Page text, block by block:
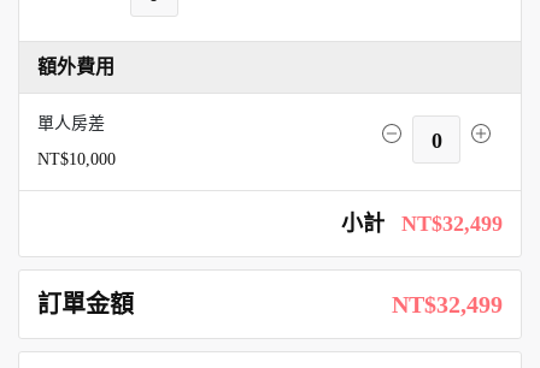
額外費用
單人房差
NT$10,000
0
小計 NT$32,499
訂單金額 NT$32,499